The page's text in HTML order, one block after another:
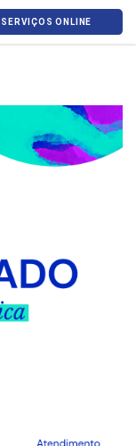
SERVIÇOS ONLINE